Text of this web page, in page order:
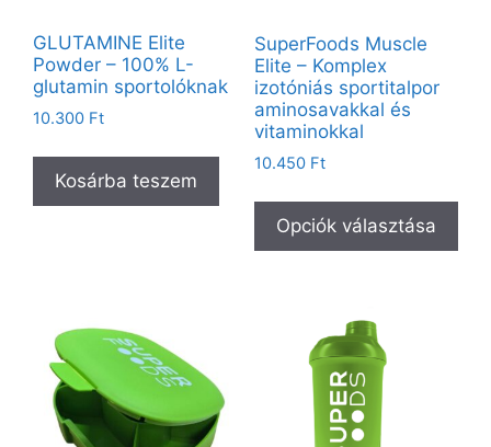
GLUTAMINE Elite
Powder – 100% L-
glutamin sportolóknak
10.300 Ft
Kosárba teszem
SuperFoods Muscle
Elite – Komplex
izotóniás sportitalpor
aminosavakkal és
vitaminokkal
10.450 Ft
Opciók választása